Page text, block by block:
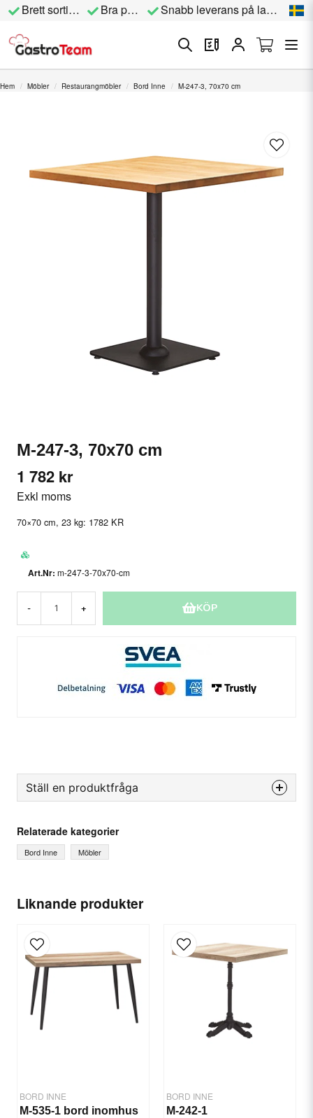
Brett sortiment Bra priser Snabb leverans på lagervara
Hem Möbler Restaurangmöbler Bord Inne M-247-3, 70x70 cm
M-247-3, 70x70 cm
1 782 kr
Exkl moms
70×70 cm, 23 kg: 1782 KR
m-247-3-70x70-cm
- + KÖP
Liknande produkter
BORD INNE
M-535-1 bord inomhus
BORD INNE
M-242-1
Ställ en produktfråga
Fråga oss något om denna produkten...
Ditt namn
email
E-postadress
Ja, ni får publicera min fråga
Relaterade kategorier
Bord Inne Möbler